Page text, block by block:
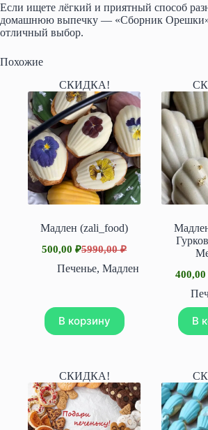
Если ищете лёгкий и приятный способ
домашнюю выпечку — «Сборник Орешки»
отличный выбор.
Похожие
СКИДКА!
Мадлен (zali_food)
5990,00₽
Первоначальная
цена
составляла
500,00₽Текущая
цена:
Печенье,Мадлен
В корзину В
СКИДКА!